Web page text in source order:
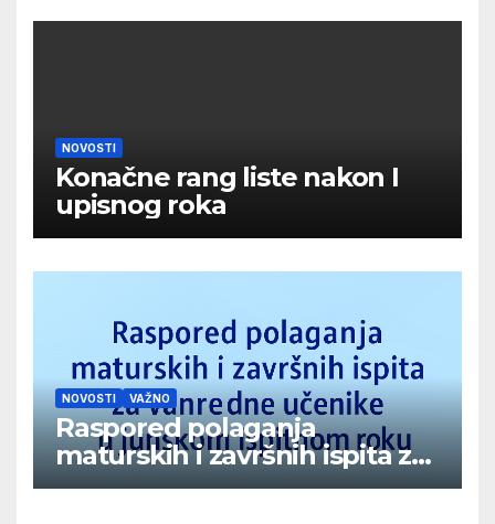
NOVOSTI
Konačne rang liste nakon I
upisnog roka
NOVOSTI VAŽNO
Raspored polaganja
maturskih i završnih ispita za
vanredne učenike u junskom